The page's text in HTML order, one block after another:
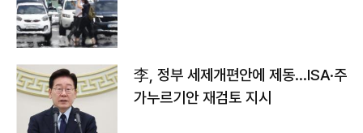
李, 정부 세제개편안에 제동…ISA·주
가누르기안 재검토 지시